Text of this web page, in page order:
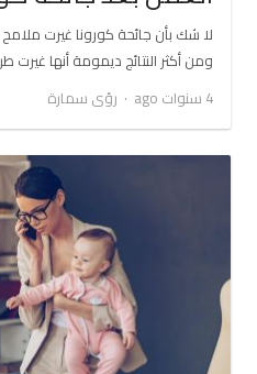
لا شك بأن جائحة كورونا غيرت ملامح
ومن أكثر النتائج ديمومة أنها غيرت
4 سنوات ago
Author
رؤى سمارة